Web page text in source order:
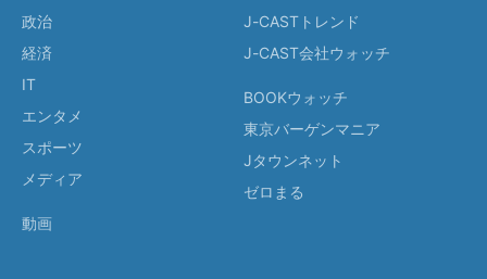
政治
経済
IT
エンタメ
スポーツ
メディア
動画
J-CASTトレンド
J-CAST会社ウォッチ
BOOKウォッチ
東京バーゲンマニア
Jタウンネット
ゼロまる